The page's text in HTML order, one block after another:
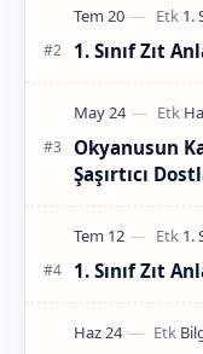
1. Sınıf Zıt
Okyanusun
Şaşırtıcı
1. Sınıf Zıt